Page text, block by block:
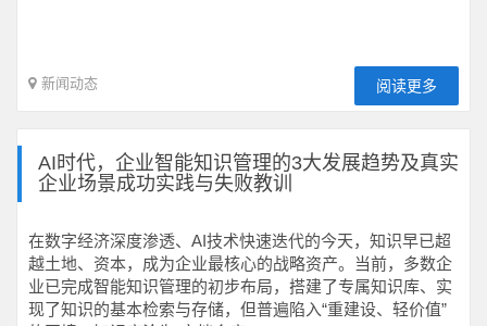
新闻动态 阅读更多
AI时代，企业智能知识管理的3大发展趋势及真实
企业场景成功实践与失败教训
在数字经济深度渗透、AI技术快速迭代的今天，知识早已超
越土地、资本，成为企业最核心的战略资产。当前，多数企
业已完成智能知识管理的初步布局，搭建了专属知识库、实
现了知识的基本检索与存储，但普遍陷入“重建设、轻价值”